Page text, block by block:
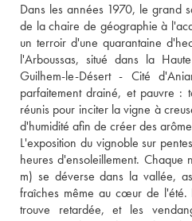
Dans les années 1970, le grand
de la chaire de géographie à
un terroir d'une quarantaine
l'Arboussas, situé dans la
Guilhem-le-Désert - Cité
parfaitement drainé, et pauvre :
réunis pour inciter la vigne à
d'humidité afin de créer des
L'exposition du vignoble sur
heures d'ensoleillement.
m) se déverse dans la vallée,
fraîches même au cœur de l'été.
trouve retardée, et les